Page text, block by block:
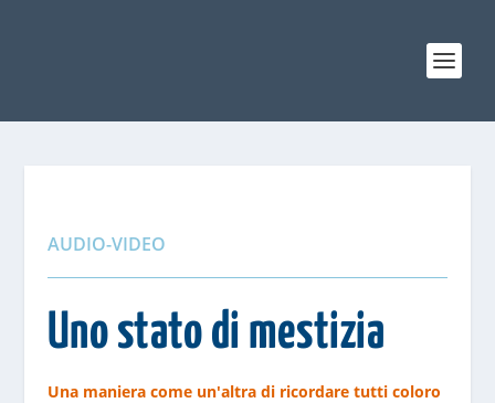
AUDIO-VIDEO
Uno stato di mestizia
Una maniera come un'altra di ricordare tutti coloro